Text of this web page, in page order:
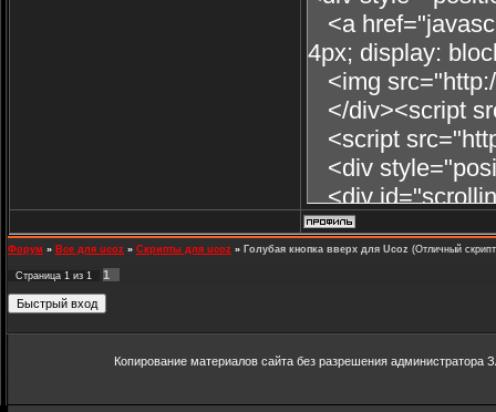
<a
4px; display:
<img
</div><script
<script
<div
<div
</div>
</div>
Форум » Все для ucoz » Скрипты для ucoz » Голубая кнопка вверх для Ucoz (Отличный
Страница 1 из 1 1
Копирование материалов сайта без разрешения